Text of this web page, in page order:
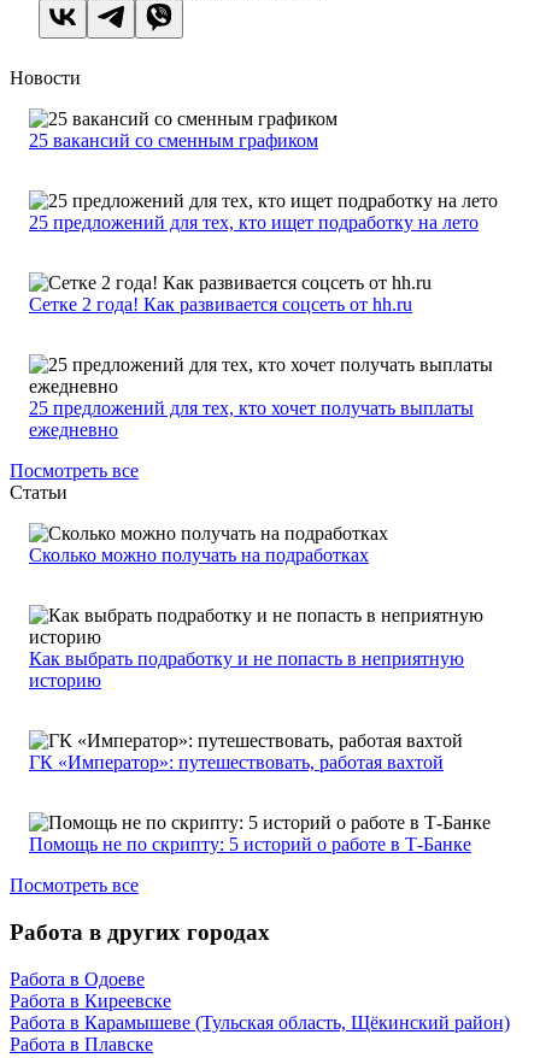
Новости
25 вакансий со сменным графиком
25 предложений для тех, кто ищет подработку на лето
Сетке 2 года! Как развивается соцсеть от hh.ru
25 предложений для тех, кто хочет получать выплаты
ежедневно
Посмотреть все
Статьи
Сколько можно получать на подработках
Как выбрать подработку и не попасть в неприятную
историю
ГК «Император»: путешествовать, работая вахтой
Помощь не по скрипту: 5 историй о работе в Т-Банке
Посмотреть все
Работа в других городах
Работа в Одоеве
Работа в Киреевске
Работа в Карамышеве (Тульская область, Щёкинский район)
Работа в Плавске